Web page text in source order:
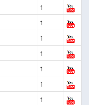
1
1
1
1
1
1
1